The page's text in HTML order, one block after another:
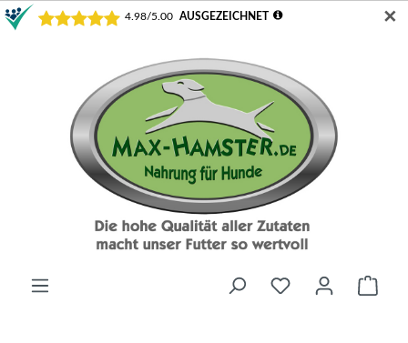
✕
Du hast 0